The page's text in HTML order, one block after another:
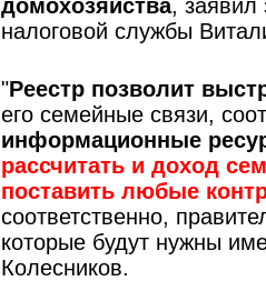
домохозяйства, заявил
налоговой службы
"Реестр позволит
его семейные связи,
информационные
рассчитать и доход
поставить любые
соответственно,
которые будут нужны
Колесников.